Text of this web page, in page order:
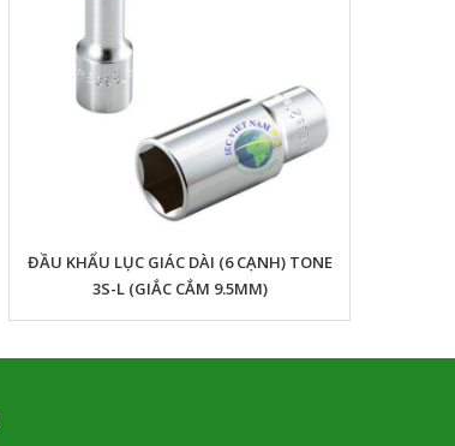
ĐẦU KHẨU LỤC GIÁC DÀI (6 CẠNH) TONE
3S-L (GIẮC CẮM 9.5MM)